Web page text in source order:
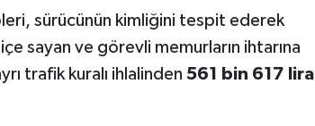
sürücünün kimliğini tespit ederek
sayan ve görevli memurların ihtarına
trafik kuralı ihlalinden 561 bin 617 lira